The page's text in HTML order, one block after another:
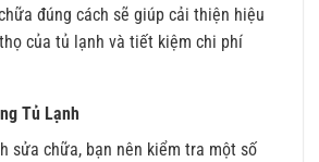
đúng cách sẽ giúp cải thiện hiệu
của tủ lạnh và tiết kiệm chi phí
Tủ Lạnh
sửa chữa, bạn nên kiểm tra một số